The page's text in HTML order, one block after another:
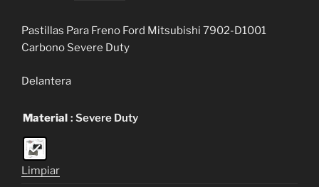
original
era:
actual
es:
Pastillas Para Freno Ford Mitsubishi 7902-D1001
Carbono Severe Duty
Delantera
Material : Severe Duty
Limpiar